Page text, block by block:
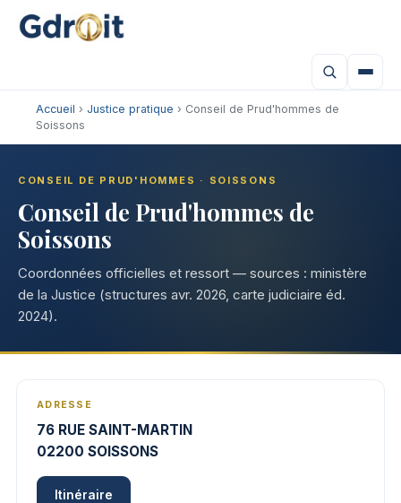
Accueil › Justice pratique › Conseil de Prud'hommes de
Soissons
CONSEIL DE PRUD'HOMMES · SOISSONS
Conseil de Prud'hommes de
Soissons
Coordonnées officielles et ressort — sources : ministère
de la Justice (structures avr. 2026, carte judiciaire éd.
2024).
ADRESSE
76 RUE SAINT-MARTIN
02200 SOISSONS
Itinéraire